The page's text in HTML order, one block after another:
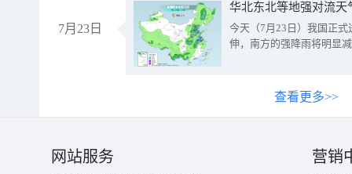
7月23日
华北东北等地强对流天
今天（7月23日）我国正
伸，南方的强降雨将明显
查看更多>>
网站服务 营销